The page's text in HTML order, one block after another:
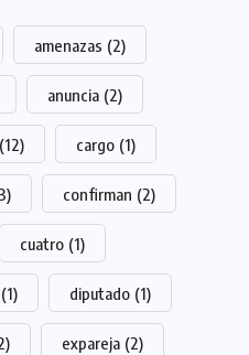
amenazas (2)
anuncia (2)
(12) cargo (1)
confirman (2)
cuatro (1)
(1) diputado (1)
expareja (2)